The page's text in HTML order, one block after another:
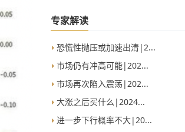
专家解读
恐慌性抛压或加速出清|2...
市场仍有冲高可能|202...
市场再次陷入震荡|202...
大涨之后买什么|2024...
进一步下行概率不大|20...